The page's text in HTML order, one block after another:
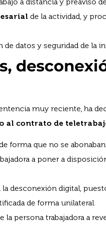
de la actividad, y
datos y seguridad de la
muy reciente, ha
al contrato de
forma que no se abonaban.
a poner a
desconexión digital,
de forma unilateral.
la persona trabajadora a